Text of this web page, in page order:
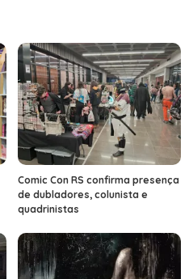
Comic Con RS confirma presença
de dubladores, colunista e
quadrinistas